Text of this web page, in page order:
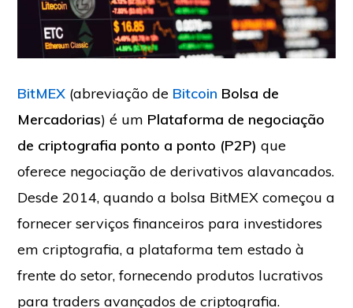
BitMEX (abreviação de Bitcoin Bolsa de
Mercadorias) é um Plataforma de negociação
de criptografia ponto a ponto (P2P) que
oferece negociação de derivativos alavancados.
Desde 2014, quando a bolsa BitMEX começou a
fornecer serviços financeiros para investidores
em criptografia, a plataforma tem estado à
frente do setor, fornecendo produtos lucrativos
para traders avançados de criptografia.